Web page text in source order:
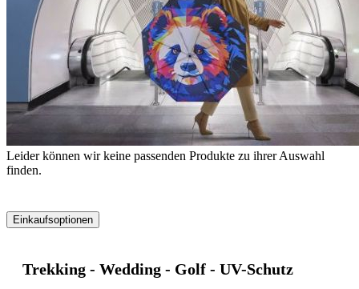
Einkaufsoptionen
Produktliste
springen
Leider können wir keine passenden Produkte zu ihrer Auswahl
finden.
Trekking - Wedding - Golf - UV-Schutz